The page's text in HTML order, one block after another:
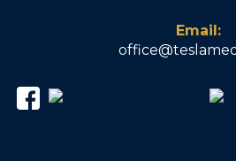
Email: